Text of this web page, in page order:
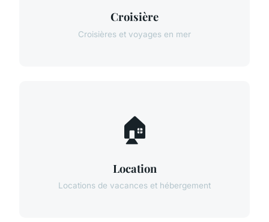
Croisière
Croisières et voyages en mer
🏠
Location
Locations de vacances et hébergement